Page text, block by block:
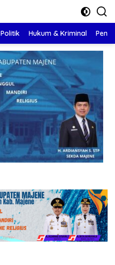
Politik Hukum & Kriminal